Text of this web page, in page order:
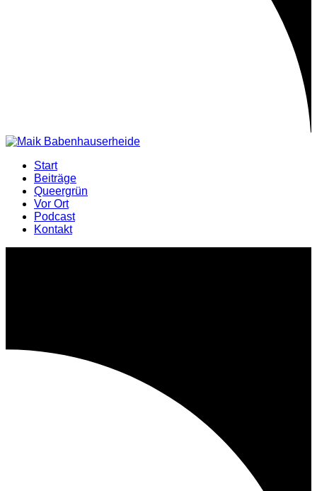
Start
Beiträge
Queergrün
Vor Ort
Podcast
Kontakt